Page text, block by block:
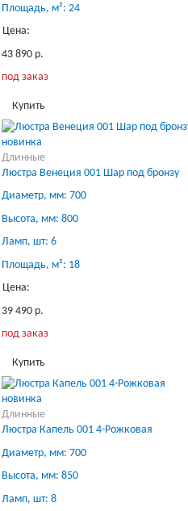
Площадь, м²: 24
Цена:
43 890 р.
под заказ
Купить
новинка
Длинные
Люстра Венеция 001 Шар под бронзу
Диаметр, мм: 700
Высота, мм: 800
Ламп, шт: 6
Площадь, м²: 18
Цена:
39 490 р.
под заказ
Купить
новинка
Длинные
Люстра Капель 001 4-Рожковая
Диаметр, мм: 700
Высота, мм: 850
Ламп, шт: 8